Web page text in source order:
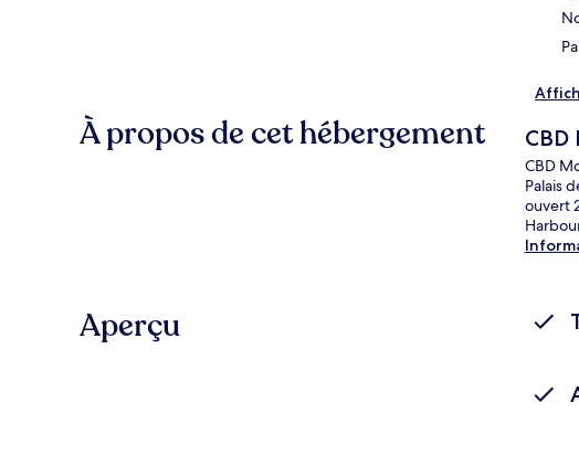
À propos de cet hébergement CBD
CBD
Palais
ouvert
Aperçu